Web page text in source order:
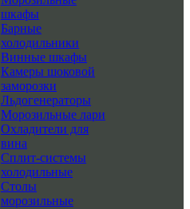
шкафы
Барные
холодильники
Винные шкафы
Камеры шоковой
заморозки
Льдогенераторы
Морозильные лари
Охладители для
вина
Сплит-системы
холодильные
Столы
морозильные